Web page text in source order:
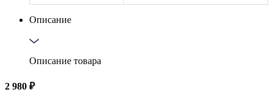
Описание
Описание товара
2 980 ₽